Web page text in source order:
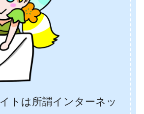
トは所謂インターネッ